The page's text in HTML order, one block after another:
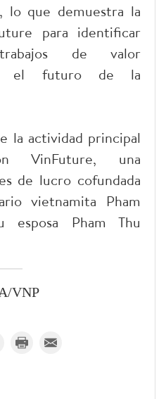
lo que demuestra la
para identificar
trabajos de valor
el futuro de la
la actividad principal
VinFuture, una
de lucro cofundada
vietnamita Pham
Pham Thu
VNP